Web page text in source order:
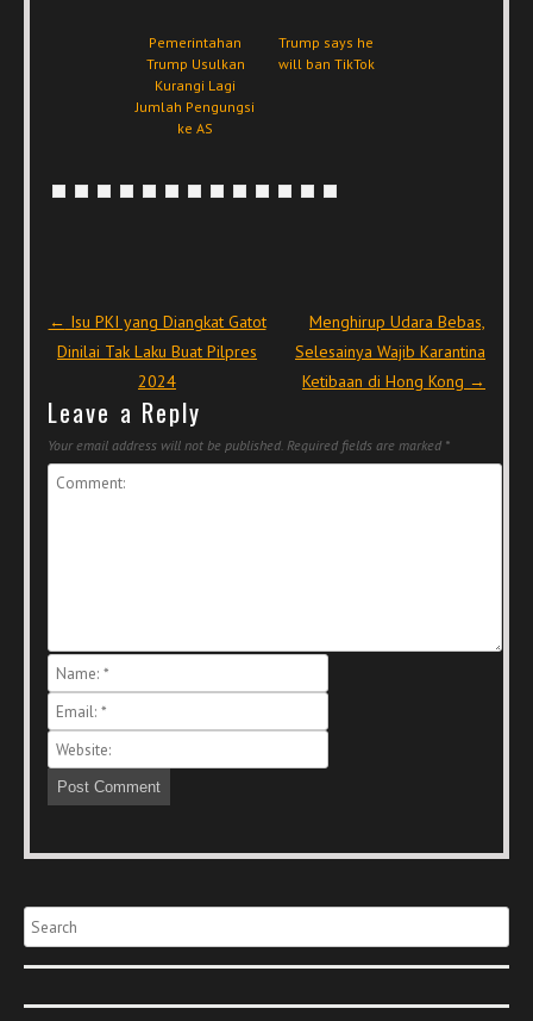
Pemerintahan
Trump Usulkan
Kurangi Lagi
Jumlah Pengungsi
ke AS
Trump says he
will ban TikTok
Post navigation
← Isu PKI yang Diangkat Gatot
Dinilai Tak Laku Buat Pilpres
2024
Menghirup Udara Bebas,
Selesainya Wajib Karantina
Ketibaan di Hong Kong →
Leave a Reply
Your email address will not be published. Required fields are marked *
Search